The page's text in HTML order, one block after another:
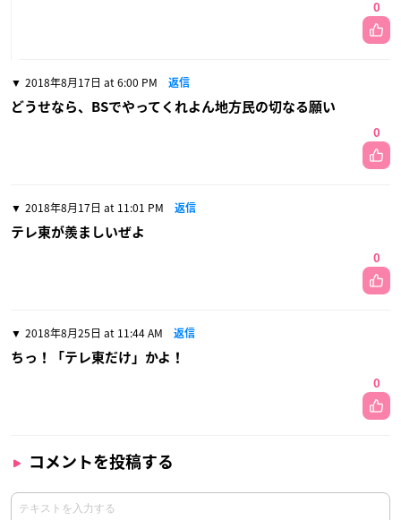
0
2018年8月17日 at 6:00 PM 返信
どうせなら、BSでやってくれよん地方民の切なる願い
0
2018年8月17日 at 11:01 PM 返信
テレ東が羨ましいぜよ
0
2018年8月25日 at 11:44 AM 返信
ちっ！「テレ東だけ」かよ！
0
コメントを投稿する